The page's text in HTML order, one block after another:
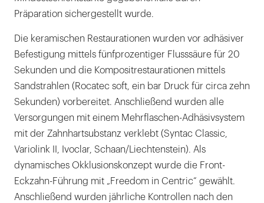
Präparation sichergestellt wurde.
Die keramischen Restaurationen wurden vor adhäsiver
Befestigung mittels fünfprozentiger Flusssäure für 20
Sekunden und die Kompositrestaurationen mittels
Sandstrahlen (Rocatec soft, ein bar Druck für circa zehn
Sekunden) vorbereitet. Anschließend wurden alle
Versorgungen mit einem Mehrflaschen-Adhäsivsystem
mit der Zahnhartsubstanz verklebt (Syntac Classic,
Variolink II, Ivoclar, Schaan/Liechtenstein). Als
dynamisches Okklusionskonzept wurde die Front-
Eckzahn-Führung mit „Freedom in Centric“ gewählt.
Anschließend wurden jährliche Kontrollen nach den